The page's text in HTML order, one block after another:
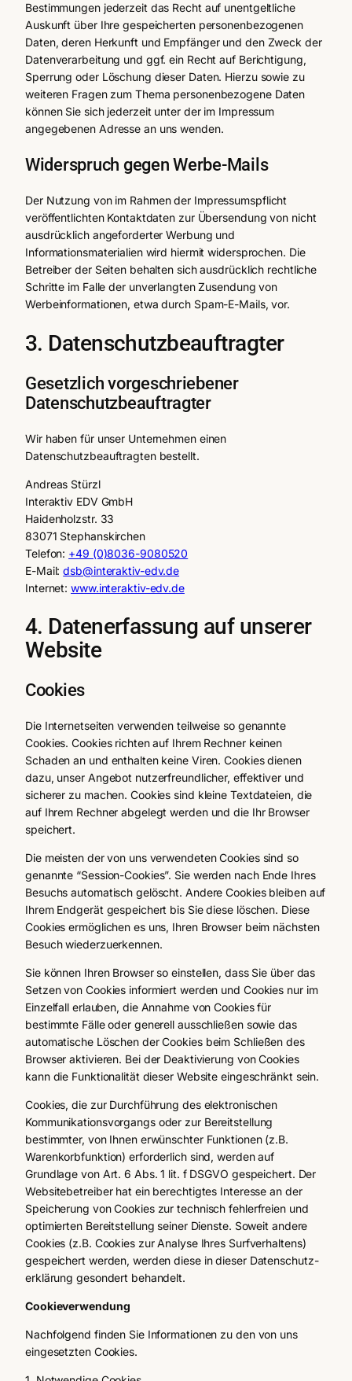
Bestimmungen jederzeit das Recht auf unentgeltliche
Auskunft über Ihre gespeicherten personenbezogenen
Daten, deren Herkunft und Empfänger und den Zweck der
Datenverarbeitung und ggf. ein Recht auf Berichtigung,
Sperrung oder Löschung dieser Daten. Hierzu sowie zu
weiteren Fragen zum Thema personenbezogene Daten
können Sie sich jederzeit unter der im Impressum
angegebenen Adresse an uns wenden.
Widerspruch gegen Werbe-Mails
Der Nutzung von im Rahmen der Impressumspflicht
veröffentlichten Kontaktdaten zur Übersendung von nicht
ausdrücklich angeforderter Werbung und
Informationsmaterialien wird hiermit widersprochen. Die
Betreiber der Seiten behalten sich ausdrücklich rechtliche
Schritte im Falle der unverlangten Zusendung von
Werbeinformationen, etwa durch Spam-E-Mails, vor.
3. Datenschutzbeauftragter
Gesetzlich vorgeschriebener
Datenschutzbeauftragter
Wir haben für unser Unternehmen einen
Datenschutzbeauftragten bestellt.
Andreas Stürzl
Interaktiv EDV GmbH
Haidenholzstr. 33
83071 Stephanskirchen
Telefon: +49 (0)8036-9080520
E-Mail:dsb@interaktiv-edv.de
Internet:www.interaktiv-edv.de
4. Datenerfassung auf unserer
Website
Cookies
Die Internetseiten verwenden teilweise so genannte
Cookies. Cookies richten auf Ihrem Rechner keinen
Schaden an und enthalten keine Viren. Cookies dienen
dazu, unser Angebot nutzerfreundlicher, effektiver und
sicherer zu machen. Cookies sind kleine Textdateien, die
auf Ihrem Rechner abgelegt werden und die Ihr Browser
speichert.
Die meisten der von uns verwendeten Cookies sind so
genannte “Session-Cookies”. Sie werden nach Ende Ihres
Besuchs automatisch gelöscht. Andere Cookies bleiben auf
Ihrem Endgerät gespeichert bis Sie diese löschen. Diese
Cookies ermöglichen es uns, Ihren Browser beim nächsten
Besuch wiederzuerkennen.
Sie können Ihren Browser so einstellen, dass Sie über das
Setzen von Cookies informiert werden und Cookies nur im
Einzelfall erlauben, die Annahme von Cookies für
bestimmte Fälle oder generell ausschließen sowie das
automatische Löschen der Cookies beim Schließen des
Browser aktivieren. Bei der Deaktivierung von Cookies
kann die Funktionalität dieser Website eingeschränkt sein.
Cookies, die zur Durchführung des elektronischen
Kommunikationsvorgangs oder zur Bereitstellung
bestimmter, von Ihnen erwünschter Funktionen (z.B.
Warenkorbfunktion) erforderlich sind, werden auf
Grundlage von Art. 6 Abs. 1 lit. f DSGVO gespeichert. Der
Websitebetreiber hat ein berechtigtes Interesse an der
Speicherung von Cookies zur technisch fehlerfreien und
optimierten Bereitstellung seiner Dienste. Soweit andere
Cookies (z.B. Cookies zur Analyse Ihres Surfverhaltens)
gespeichert werden, werden diese in dieser Datenschutz­
erklärung gesondert behandelt.
Cookieverwendung
Nachfolgend finden Sie Informationen zu den von uns
eingesetzten Cookies.